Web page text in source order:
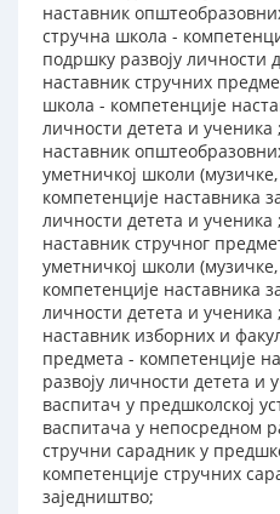
наставник
стручна школа -
подршку развоју личности
наставник стручних
школа - компетенције
личности детета и ученика ;
наставник
уметничкој школи
компетенције наставника
личности детета и ученика ;
наставник стручног
уметничкој школи
компетенције наставника
личности детета и ученика ;
наставник изборних и
предмета - компетенције
развоју личности детета и
васпитач у предшколској
васпитача у непосредном
стручни сарадник у
компетенције стручних
заједништво;